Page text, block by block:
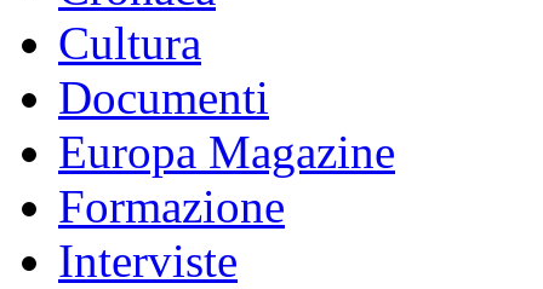
Cultura
Documenti
Europa Magazine
Formazione
Interviste